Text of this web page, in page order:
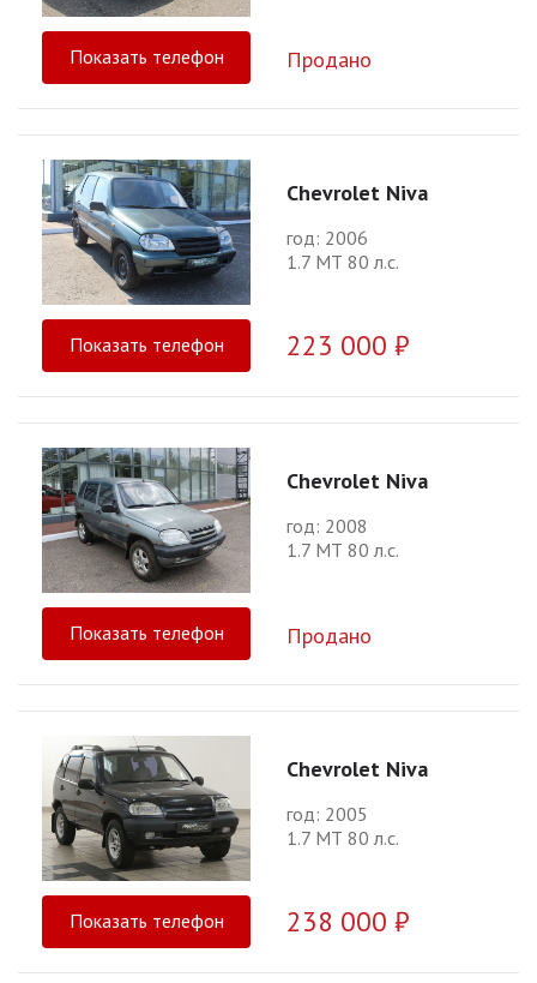
Показать телефон Продано
Chevrolet Niva
год: 2006
1.7 МТ 80 л.с.
Показать телефон 223 000 ₽
Chevrolet Niva
год: 2008
1.7 МТ 80 л.с.
Показать телефон Продано
Chevrolet Niva
год: 2005
1.7 МТ 80 л.с.
Показать телефон 238 000 ₽